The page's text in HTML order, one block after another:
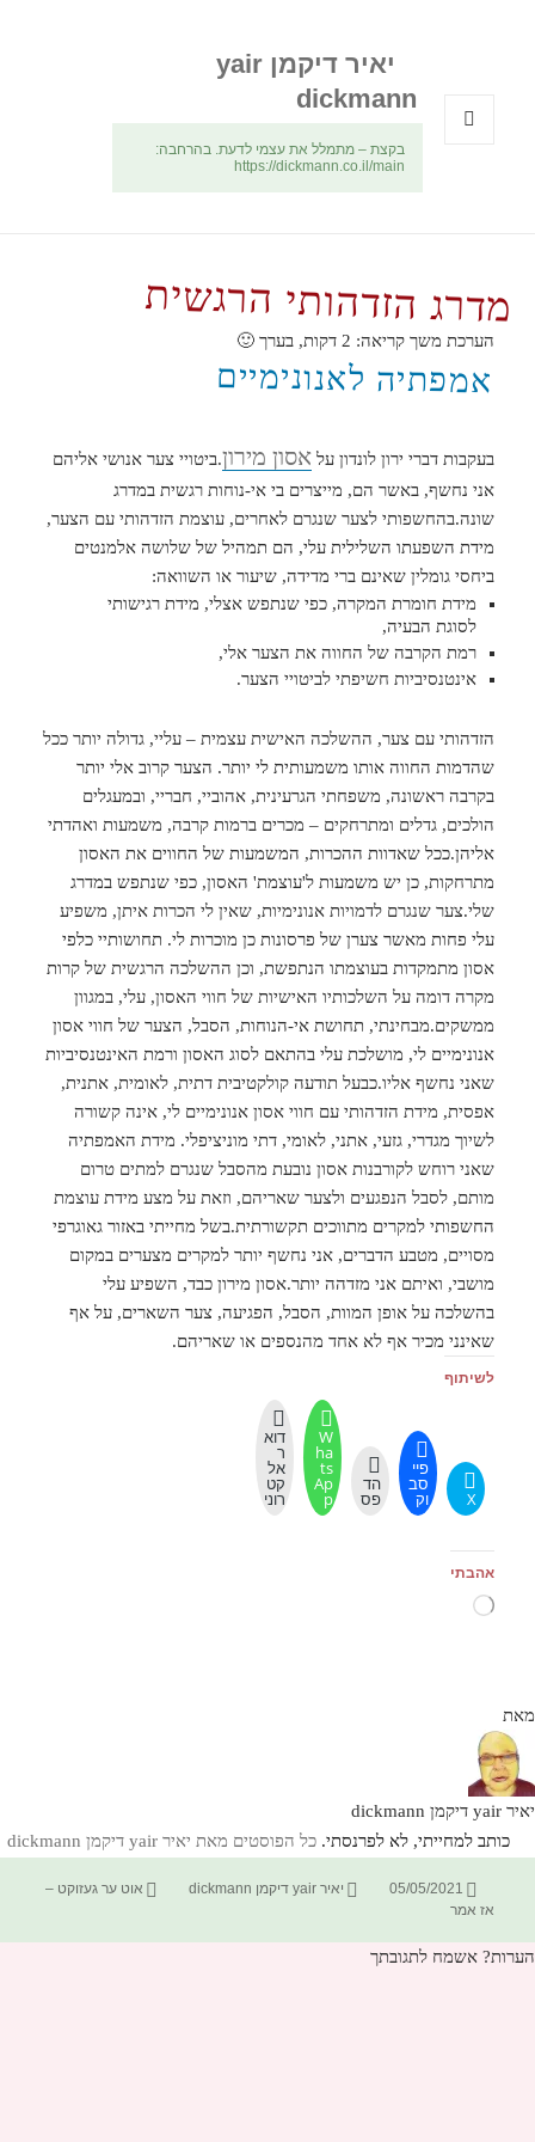
יאיר דיקמן yair
dickmann
בקצת – מתמלל את עצמי לדעת. בהרחבה:
https://dickmann.co.il/main
מדרג הזדהותי הרגשית
הערכת משך קריאה: 2 דקות, בערך 🙂
אמפתיה לאנונימיים
בעקבות דברי ירון לונדון עלאסון מירון.ביטויי צער אנושי אליהם
אני נחשף, באשר הם, מייצרים בי אי-נוחות רגשית במדרג
שונה.בהחשפותי לצער שנגרם לאחרים, עוצמת הזדהותי עם הצער,
מידת השפעתו השלילית עלי, הם תמהיל של שלושה אלמנטים
ביחסי גומלין שאינם ברי מדידה, שיעור או השוואה:
מידת חומרת המקרה, כפי שנתפש אצלי, מידת רגישותי
לסוגת הבעיה,
רמת הקרבה של החווה את הצער אלי,
אינטנסיביות חשיפתי לביטויי הצער.
הזדהותי עם צער, ההשלכה האישית עצמית – עליי, גדולה יותר ככל
שהדמות החווה אותו משמעותית לי יותר. הצער קרוב אלי יותר
בקרבה ראשונה, משפחתי הגרעינית, אהוביי, חבריי, ובמעגלים
הולכים, גדלים ומתרחקים – מכרים ברמות קרבה, משמעות ואהדתי
אליהן.ככל שאדוות ההכרות, המשמעות של החווים את האסון
מתרחקות, כן יש משמעות ל'עוצמת' האסון, כפי שנתפש במדרג
שלי.צער שנגרם לדמויות אנונימיות, שאין לי הכרות איתן, משפיע
עלי פחות מאשר צערן של פרסונות כן מוכרות לי. תחושותיי כלפי
אסון מתמקדות בעוצמתו הנתפשת, וכן ההשלכה הרגשית של קרות
מקרה דומה על השלכותיו האישיות של חווי האסון, עלי, במגוון
ממשקים.מבחינתי, תחושת אי-הנוחות, הסבל, הצער של חווי אסון
אנונימיים לי, מושלכת עלי בהתאם לסוג האסון ורמת האינטנסיביות
שאני נחשף אליו.כבעל תודעה קולקטיבית דתית, לאומית, אתנית,
אפסית, מידת הזדהותי עם חווי אסון אנונימיים לי, אינה קשורה
לשיוך מגדרי, גזעי, אתני, לאומי, דתי מוניציפלי. מידת האמפתיה
שאני רוחש לקורבנות אסון נובעת מהסבל שנגרם למתים טרום
מותם, לסבל הנפגעים ולצער שאריהם, וזאת על מצע מידת עוצמת
החשפותי למקרים מתווכים תקשורתית.בשל מחייתי באזור גאוגרפי
מסויים, מטבע הדברים, אני נחשף יותר למקרים מצערים במקום
מושבי, ואיתם אני מזדהה יותר.אסון מירון כבד, השפיע עלי
בהשלכה על אופן המוות, הסבל, הפגיעה, צער השארים, על אף
שאינני מכיר אף לא אחד מהנספים או שאריהם.
לשיתוף
X
פיי
סב
וק
הד
פס
W
ha
ts
Ap
p
דוא
ר
אל
קט
רוני
אהבתי
טוען...
מאת
יאיר yair דיקמן dickmann
כותב למחייתי, לא לפרנסתי. כל הפוסטים מאת יאיר yair דיקמן dickmann‏
פורסם
בתאריך
05/05/2021 מחבר
יאיר yair דיקמן dickmann קטגוריות
אוט ער געזוקט –
אז אמר
הערות? אשמח לתגובתך